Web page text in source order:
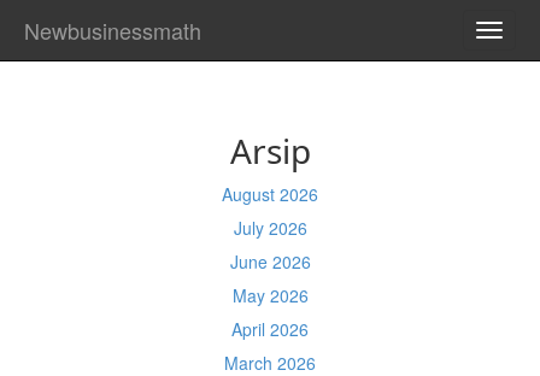
Newbusinessmath
Arsip
August 2026
July 2026
June 2026
May 2026
April 2026
March 2026